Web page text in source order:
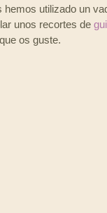
utilizado un
unos recortes de
os guste.